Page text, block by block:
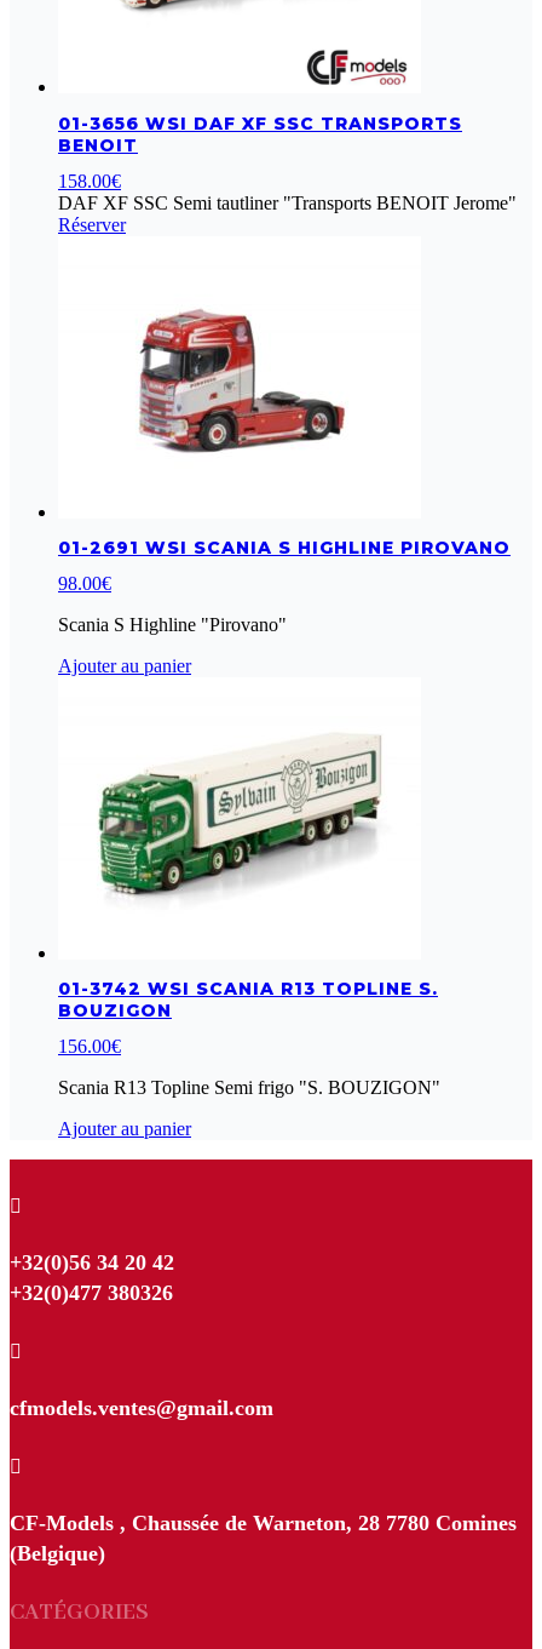
01-3656 WSI DAF XF SSC TRANSPORTS
BENOIT
158.00€
DAF XF SSC Semi tautliner "Transports BENOIT Jerome"
Réserver
01-2691 WSI SCANIA S HIGHLINE PIROVANO
98.00€
Scania S Highline "Pirovano"
Ajouter au panier
01-3742 WSI SCANIA R13 TOPLINE S.
BOUZIGON
156.00€
Scania R13 Topline Semi frigo "S. BOUZIGON"
Ajouter au panier

+32(0)56 34 20 42
+32(0)477 380326

cfmodels.ventes@gmail.com

CF-Models , Chaussée de Warneton, 28 7780 Comines
(Belgique)
CATÉGORIES